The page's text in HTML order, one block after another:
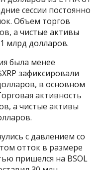
сессии постоянно
Объем торгов
а чистые активы
млрд долларов.
была менее
зафиксировали
в основном
активность
а чистые активы
с давлением со
отток в размере
пришелся на BSOL